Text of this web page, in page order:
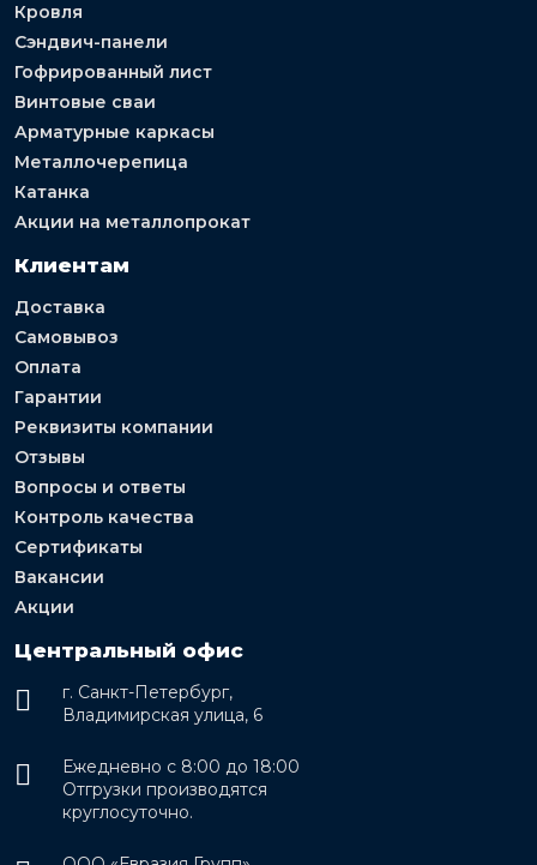
Кровля
Сэндвич-панели
Гофрированный лист
Винтовые сваи
Арматурные каркасы
Металлочерепица
Катанка
Акции на металлопрокат
Клиентам
Доставка
Самовывоз
Оплата
Гарантии
Реквизиты компании
Отзывы
Вопросы и ответы
Контроль качества
Сертификаты
Вакансии
Акции
Центральный офис
г. Санкт-Петербург,
Владимирская улица, 6
Ежедневно с 8:00 до 18:00
Отгрузки производятся
круглосуточно.